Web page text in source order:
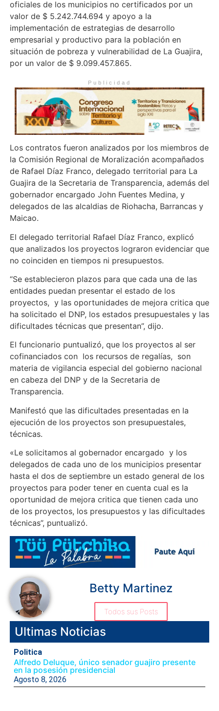
oficiales de los municipios no certificados por un
valor de $ 5.242.744.694 y apoyo a la
implementación de estrategias de desarrollo
empresarial y productivo para la población en
situación de pobreza y vulnerabilidad de La Guajira,
por un valor de $ 9.099.457.865.
Publicidad
Los contratos fueron analizados por los miembros de
la Comisión Regional de Moralización acompañados
de Rafael Díaz Franco, delegado territorial para La
Guajira de la Secretaria de Transparencia, además del
gobernador encargado John Fuentes Medina, y
delegados de las alcaldias de Riohacha, Barrancas y
Maicao.
El delegado territorial Rafael Díaz Franco, explicó
que analizados los proyectos lograron evidenciar que
no coinciden en tiempos ni presupuestos.
“Se establecieron plazos para que cada una de las
entidades puedan presentar el estado de los
proyectos, y las oportunidades de mejora critica que
ha solicitado el DNP, los estados presupuestales y las
dificultades técnicas que presentan”, dijo.
El funcionario puntualizó, que los proyectos al ser
cofinanciados con los recursos de regalías, son
materia de vigilancia especial del gobierno nacional
en cabeza del DNP y de la Secretaria de
Transparencia.
Manifestó que las dificultades presentadas en la
ejecución de los proyectos son presupuestales,
técnicas.
«Le solicitamos al gobernador encargado y los
delegados de cada uno de los municipios presentar
hasta el dos de septiembre un estado general de los
proyectos para poder tener en cuenta cual es la
oportunidad de mejora critica que tienen cada uno
de los proyectos, los presupuestos y las dificultades
técnicas”, puntualizó.
Betty Martinez
Todos sus Posts
Ultimas Noticias
Politica
Alfredo Deluque, único senador guajiro presente
en la posesión presidencial
Agosto 8, 2026